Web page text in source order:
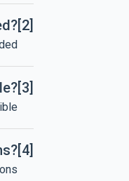
[2]
[3]
[4]